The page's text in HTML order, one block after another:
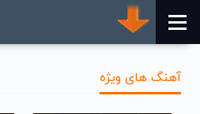
آهنگ های ویژه